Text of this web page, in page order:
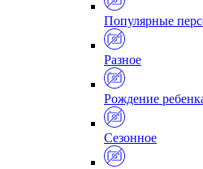
Популярные
Разное
Рождение
Сезонное